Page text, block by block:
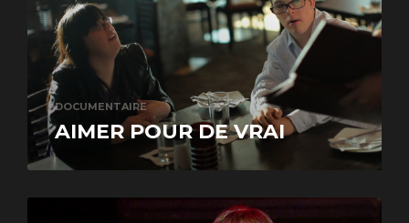
DOCUMENTAIRE
AIMER POUR DE VRAI